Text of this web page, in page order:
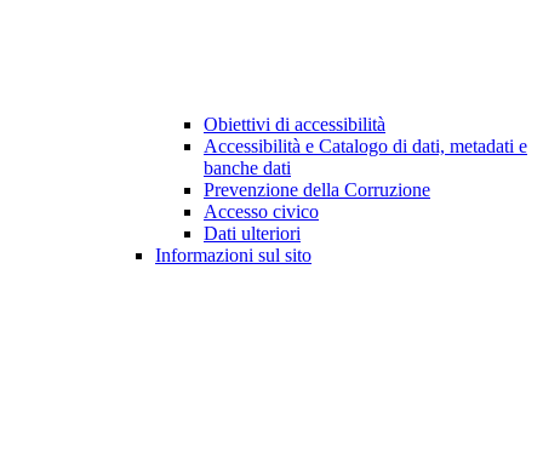
Obiettivi di accessibilità
Accessibilità e Catalogo di dati, metadati e
banche dati
Prevenzione della Corruzione
Accesso civico
Dati ulteriori
Informazioni sul sito